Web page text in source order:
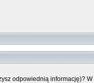
odpowiednią informację)?